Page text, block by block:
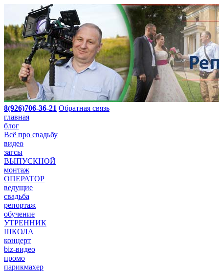
8(926)706-36-21 Обратная связь
главная
блог
Всё про свадьбу
видео
загсы
ВЫПУСКНОЙ
монтаж
ОПЕРАТОР
ведущие
свадьба
репортаж
обучение
УТРЕННИК
ШКОЛА
концерт
biz-видео
промо
парикмахер